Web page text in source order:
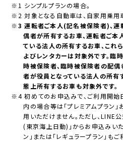
※1 シンプルプランの場合。
※2 対象となる自動車は、自家用乗用
※3 運転者ご本人(記名被保険者)、運
偶者が所有するお車、運転者ご本
ている法人の所有するお車、これ
よびレンタカーは対象外です。臨
時被保険者、臨時被保険者の配
者が役員となっている法人の所
態上所有するお車も対象外です。
※4 初めてのお申込みで、ご利用開始
内の場合等は「プレミアムプラン」
用いただけません。ただし、LINE
(東京海上日動)」からお申込みいた
ン」または「レギュラープラン」も